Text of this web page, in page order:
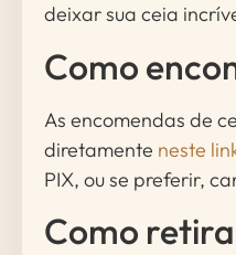
deixar sua ceia
Como
As encomendas de
diretamente neste
PIX, ou se preferir,
Como